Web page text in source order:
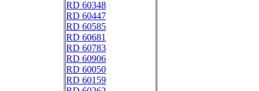
RD 60348
RD 60447
RD 60585
RD 60681
RD 60783
RD 60906
RD 60050
RD 60159